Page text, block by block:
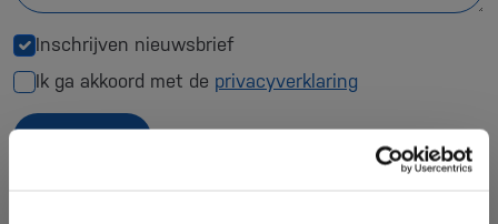
Inschrijven nieuwsbrief
Ik ga akkoord met de privacyverklaring